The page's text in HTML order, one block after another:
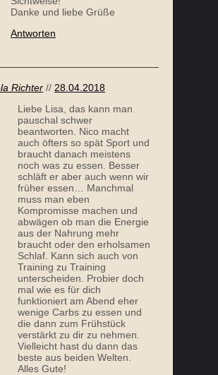
CARB ERNÄHRUNGSPLAN:
ALLTAGSTAUGLICH & LECKER
Danke und liebe Grüße
Antworten
Richter // 28.04.2018
Liebe Lisa, das kann man
pauschal schwer
beantworten. Nico macht
auch öfters so spät Sport und
braucht danach meistens
noch was zu essen. Besser
schläft er aber auch wenn wir
früher essen… Manchmal
muss man eben
Kompromisse machen und
abwägen ob man die Energie
aus der Nahrung mehr
braucht oder den erholsamen
Schlaf. Kann sich auch von
Training zu Training
unterscheiden. Probier doch
mal wie es für dich
funktioniert am Abend eher
wenige Carbs zu essen und
die dann zum Frühstück
verstärkt zu dir zu nehmen.
Vielleicht hast du dann das
beste aus beiden Welten.
Alles Gute!